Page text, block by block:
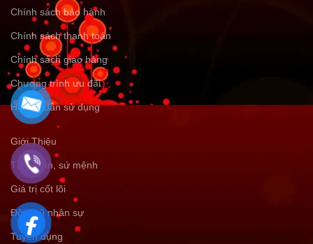
Chính sách bảo hành
Chính sách thanh toán
Chính sách giao hàng
Chương trình ưu đãi
Hướng dẫn sử dụng
Giới Thiệu
Tầm nhìn, sứ mệnh
Giá trị cốt lõi
Đội ngũ nhân sự
Tuyển dụng